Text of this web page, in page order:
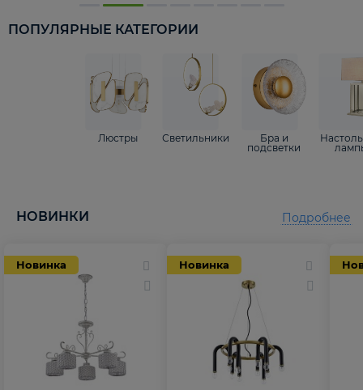
ПОПУЛЯРНЫЕ КАТЕГОРИИ
Люстры Светильники
Бра и
подсветки
НОВИНКИ
Новинка Новинка
Подробнее